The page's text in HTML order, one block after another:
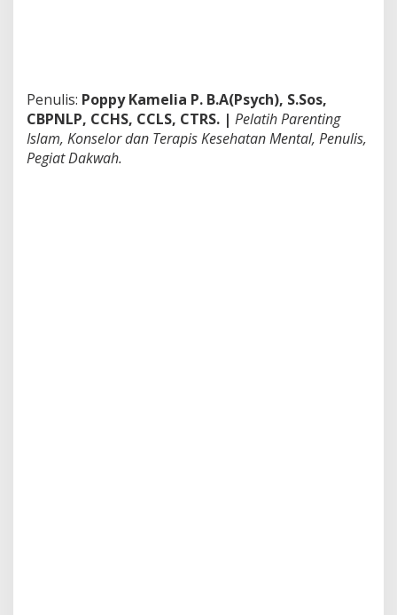
Penulis: Poppy Kamelia P. B.A(Psych), S.Sos,
CBPNLP, CCHS, CCLS, CTRS. | Pelatih Parenting
Islam, Konselor dan Terapis Kesehatan Mental, Penulis,
Pegiat Dakwah.